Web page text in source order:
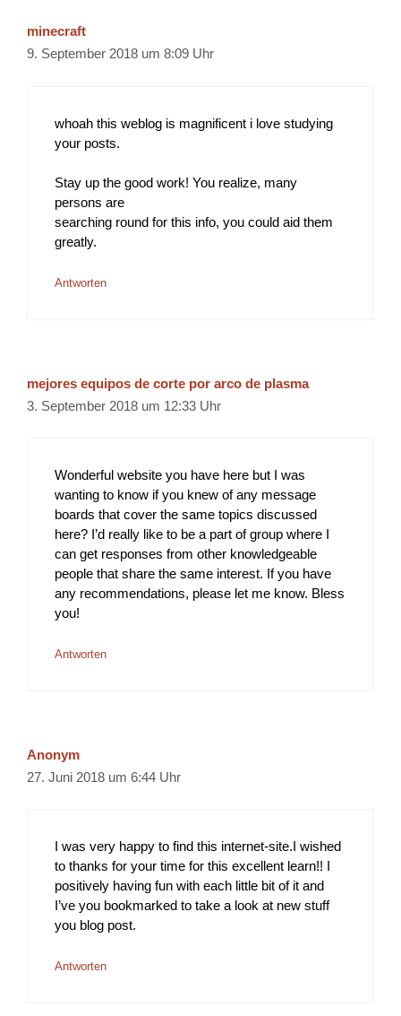
minecraft
9. September 2018 um 8:09 Uhr
whoah this weblog is magnificent i love studying
your posts.
Stay up the good work! You realize, many
persons are
searching round for this info, you could aid them
greatly.
Antworten
mejores equipos de corte por arco de plasma
3. September 2018 um 12:33 Uhr
Wonderful website you have here but I was
wanting to know if you knew of any message
boards that cover the same topics discussed
here? I’d really like to be a part of group where I
can get responses from other knowledgeable
people that share the same interest. If you have
any recommendations, please let me know. Bless
you!
Antworten
Anonym
27. Juni 2018 um 6:44 Uhr
I was very happy to find this internet-site.I wished
to thanks for your time for this excellent learn!! I
positively having fun with each little bit of it and
I’ve you bookmarked to take a look at new stuff
you blog post.
Antworten